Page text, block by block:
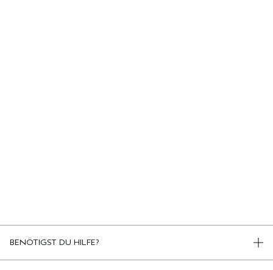
BENÖTIGST DU HILFE?